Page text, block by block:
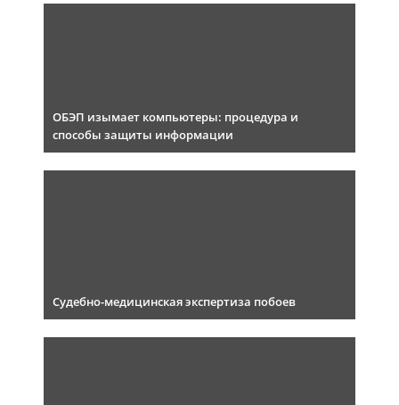
ОБЭП изымает компьютеры: процедура и
способы защиты информации
Судебно-медицинская экспертиза побоев